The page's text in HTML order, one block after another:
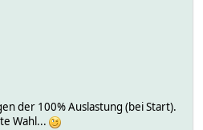
der 100% Auslastung (bei Start).
Wahl...